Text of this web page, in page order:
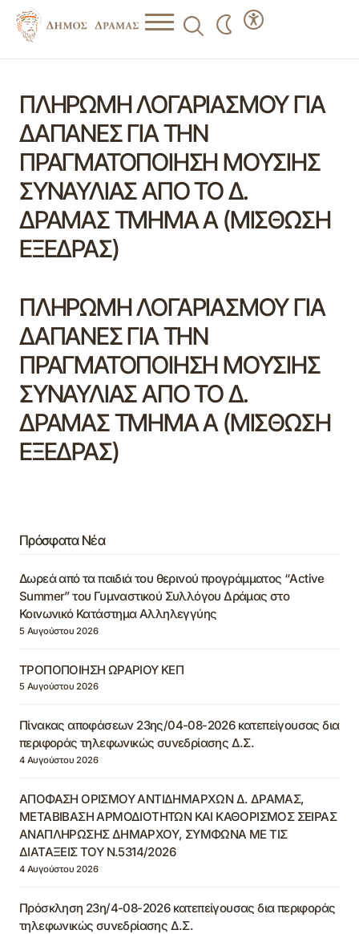
ΠΛΗΡΩΜΗ ΛΟΓΑΡΙΑΣΜΟΥ ΓΙΑ
ΔΑΠΑΝΕΣ ΓΙΑ ΤΗΝ
ΠΡΑΓΜΑΤΟΠΟΙΗΣΗ ΜΟΥΣΙΗΣ
ΣΥΝΑΥΛΙΑΣ ΑΠΟ ΤΟ Δ.
ΔΡΑΜΑΣ ΤΜΗΜΑ Α (ΜΙΣΘΩΣΗ
ΕΞΕΔΡΑΣ)
ΠΛΗΡΩΜΗ ΛΟΓΑΡΙΑΣΜΟΥ ΓΙΑ
ΔΑΠΑΝΕΣ ΓΙΑ ΤΗΝ
ΠΡΑΓΜΑΤΟΠΟΙΗΣΗ ΜΟΥΣΙΗΣ
ΣΥΝΑΥΛΙΑΣ ΑΠΟ ΤΟ Δ.
ΔΡΑΜΑΣ ΤΜΗΜΑ Α (ΜΙΣΘΩΣΗ
ΕΞΕΔΡΑΣ)
Πρόσφατα Νέα
Δωρεά από τα παιδιά του θερινού προγράμματος “Active
Summer” του Γυμναστικού Συλλόγου Δράμας στο
Κοινωνικό Κατάστημα Αλληλεγγύης
5 Αυγούστου 2026
ΤΡΟΠΟΠΟΙΗΣΗ ΩΡΑΡΙΟΥ ΚΕΠ
5 Αυγούστου 2026
Πίνακας αποφάσεων 23ης/04-08-2026 κατεπείγουσας δια
περιφοράς τηλεφωνικώς συνεδρίασης Δ.Σ.
4 Αυγούστου 2026
ΑΠΟΦΑΣΗ ΟΡΙΣΜΟΥ ΑΝΤΙΔΗΜΑΡΧΩΝ Δ. ΔΡΑΜΑΣ,
ΜΕΤΑΒΙΒΑΣΗ ΑΡΜΟΔΙΟΤΗΤΩΝ ΚΑΙ ΚΑΘΟΡΙΣΜΟΣ ΣΕΙΡΑΣ
ΑΝΑΠΛΗΡΩΣΗΣ ΔΗΜΑΡΧΟΥ, ΣΥΜΦΩΝΑ ΜΕ ΤΙΣ
ΔΙΑΤΑΞΕΙΣ ΤΟΥ Ν.5314/2026
4 Αυγούστου 2026
Πρόσκληση 23η/4-08-2026 κατεπείγουσας δια περιφοράς
τηλεφωνικώς συνεδρίασης Δ.Σ.